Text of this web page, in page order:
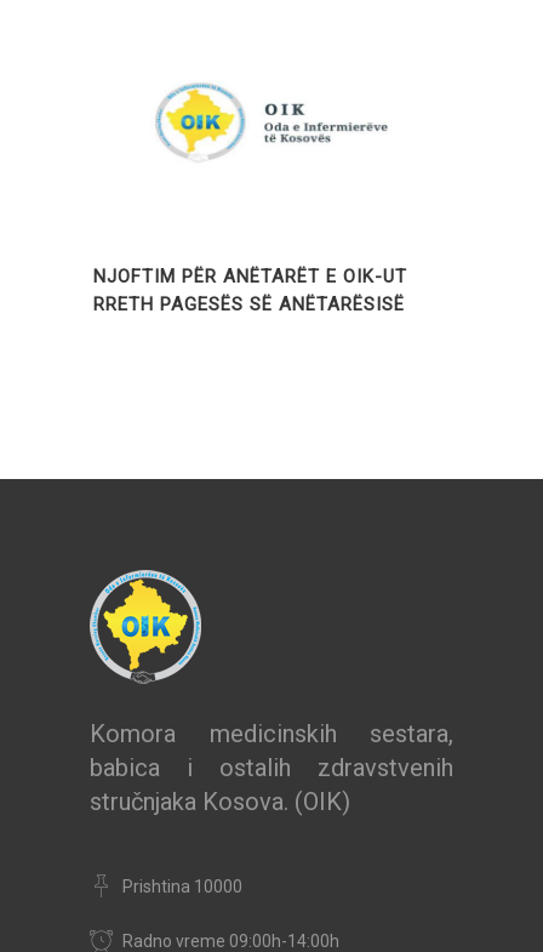
NJOFTIM PËR ANËTARËT E OIK-UT
RRETH PAGESËS SË ANËTARËSISË
Komora medicinskih sestara,
babica i ostalih zdravstvenih
stručnjaka Kosova. (OIK)
Prishtina 10000
Radno vreme 09:00h-14:00h